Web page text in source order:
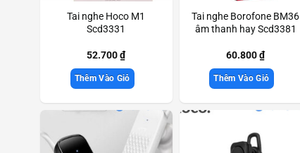
Tai nghe Hoco M1
Scd3331
52.700₫
Thêm Vào Giỏ
Tai nghe Borofone BM36
âm thanh hay Scd3381
60.800₫
Thêm Vào Giỏ